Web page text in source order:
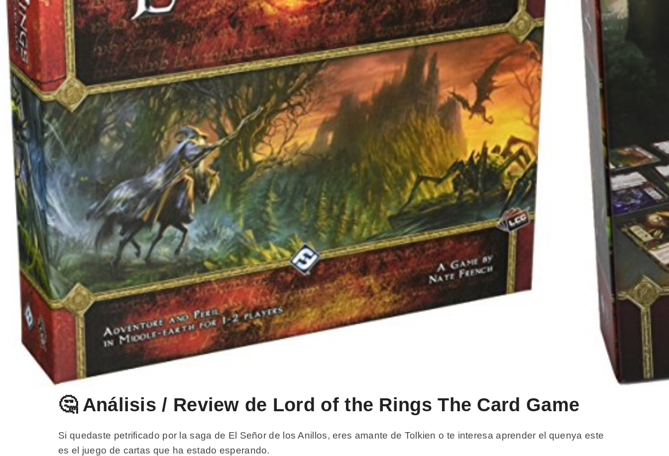
🤔 Análisis / Review de Lord of the Rings The Card Game
Si quedaste petrificado por la saga de El Señor de los Anillos, eres amante de Tolkien o te interesa aprender el quenya este
es el juego de cartas que ha estado esperando.